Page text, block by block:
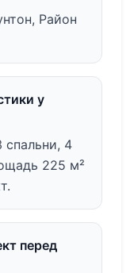
Район
у
спальни, 4
225 м²
перед